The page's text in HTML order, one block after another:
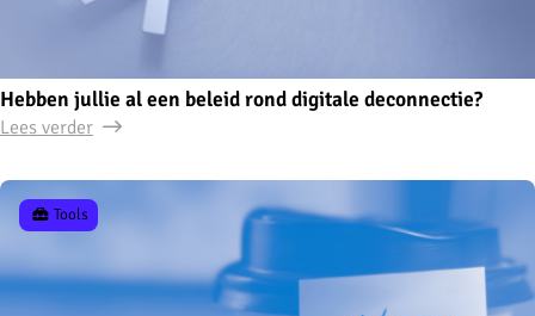
Hebben jullie al een beleid rond digitale deconnectie?
Lees verder
Tools